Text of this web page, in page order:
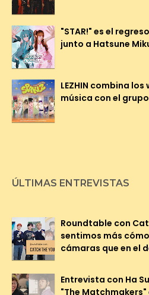
"STAR!" es el
junto a Hatsune
LEZHIN combina
música con el grupo
ÚLTIMAS ENTREVISTAS
Roundtable con
sentimos más
cámaras que en el
Entrevista con Ha
"The Matchmakers"